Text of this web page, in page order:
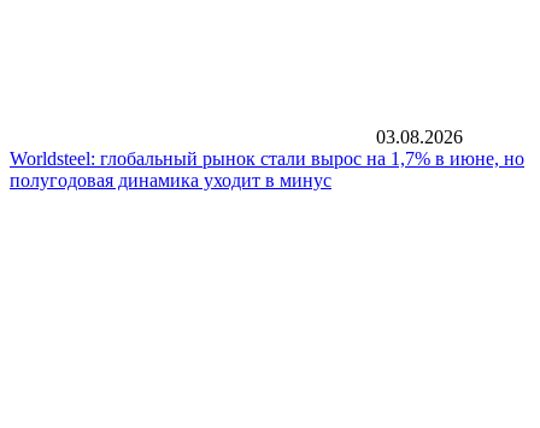
03.08.2026
Worldsteel: глобальный рынок стали вырос на 1,7% в июне, но
полугодовая динамика уходит в минус